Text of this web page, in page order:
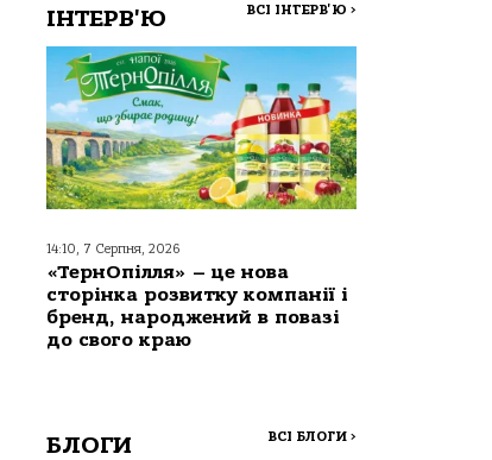
ІНТЕРВ'Ю ВСІ ІНТЕРВ'Ю >
14:10, 7 Серпня, 2026
«ТернОпілля» – це нова
сторінка розвитку компанії і
бренд, народжений в повазі
до свого краю
БЛОГИ ВСІ БЛОГИ >